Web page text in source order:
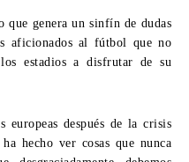
que genera un sinfín de dudas
aficionados al fútbol que no
estadios a disfrutar de su
después de la crisis
ha hecho ver cosas que nunca